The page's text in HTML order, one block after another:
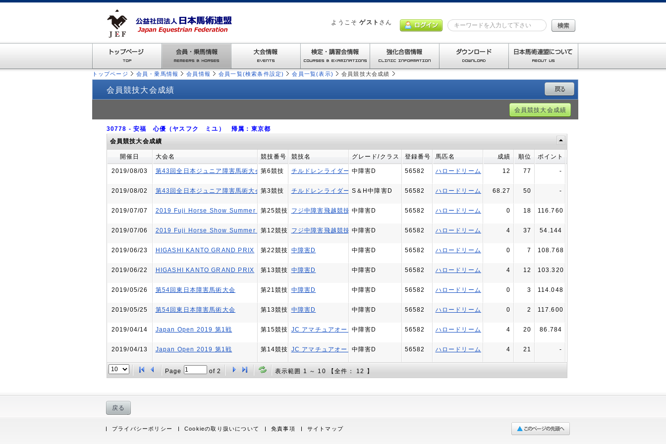
ようこそ ゲスト さん
トップページ 会員・乗馬情報 会員情報 会員一覧(検索条件設定) 会員一覧(表示) 会員競技大会成績
会員競技大会成績
会員競技大会成績
30778 - 安福 心優（ヤスフク ミユ） 帰属：東京都
会員競技大会成績
開催日 大会名 競技番号 競技名 グレード/クラス 登録番号 馬匹名 成績 順位 ポイント
2019/08/03 第43回全日本ジュニア障害馬術大会2019
第6競技 チルドレンライダー障害飛越競技（中障害D）
中障害D 56582 ハロードリーム 12 77 -
2019/08/02 第43回全日本ジュニア障害馬術大会2019
第3競技 チルドレンライダー障害飛越競技（スピードアンドハンディネス中障害D）
S＆H中障害D 56582 ハロードリーム 68.27 50 -
2019/07/07 2019 Fuji Horse Show Summer Grand Prix
第25競技 フジ中障害飛越競技Dファイナル
中障害D 56582 ハロードリーム 0 18 116.760
2019/07/06 2019 Fuji Horse Show Summer Grand Prix
第12競技 フジ中障害飛越競技Ｄ中障害D 56582 ハロードリーム 4 37 54.144
2019/06/23 HIGASHI KANTO GRAND PRIX 第22競技 中障害D 中障害D 56582 ハロードリーム 0 7 108.768
2019/06/22 HIGASHI KANTO GRAND PRIX 第13競技 中障害D 中障害D 56582 ハロードリーム 4 12 103.320
2019/05/26 第54回東日本障害馬術大会 第21競技 中障害D 中障害D 56582 ハロードリーム 0 3 114.048
2019/05/25 第54回東日本障害馬術大会 第13競技 中障害D 中障害D 56582 ハロードリーム 0 2 117.600
2019/04/14 Japan Open 2019 第1戦 第15競技 JC アマチュアオープン／Eグレード 決勝
中障害D 56582 ハロードリーム 4 20 86.784
2019/04/13 Japan Open 2019 第1戦 第14競技 JC アマチュアオープン／Eグレード 標準障害
中障害D 56582 ハロードリーム 4 21 -
Page of2 表示範囲 1 ～ 10 【全件： 12 】
戻る
プライバシーポリシー Cookieの取り扱いについて 免責事項 サイトマップ